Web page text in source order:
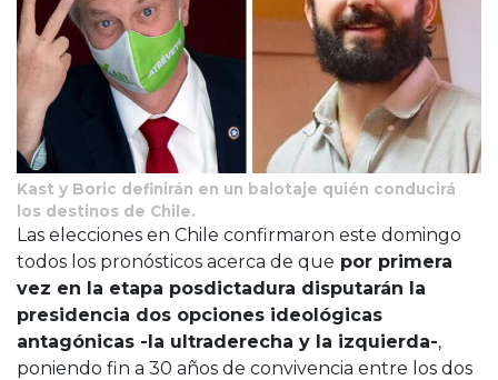
Kast y Boric definirán en un balotaje quién conducirá
los destinos de Chile.
Las elecciones en Chile confirmaron este domingo
todos los pronósticos acerca de que por primera
vez en la etapa posdictadura disputarán la
presidencia dos opciones ideológicas
antagónicas -la ultraderecha y la izquierda-,
poniendo fin a 30 años de convivencia entre los dos